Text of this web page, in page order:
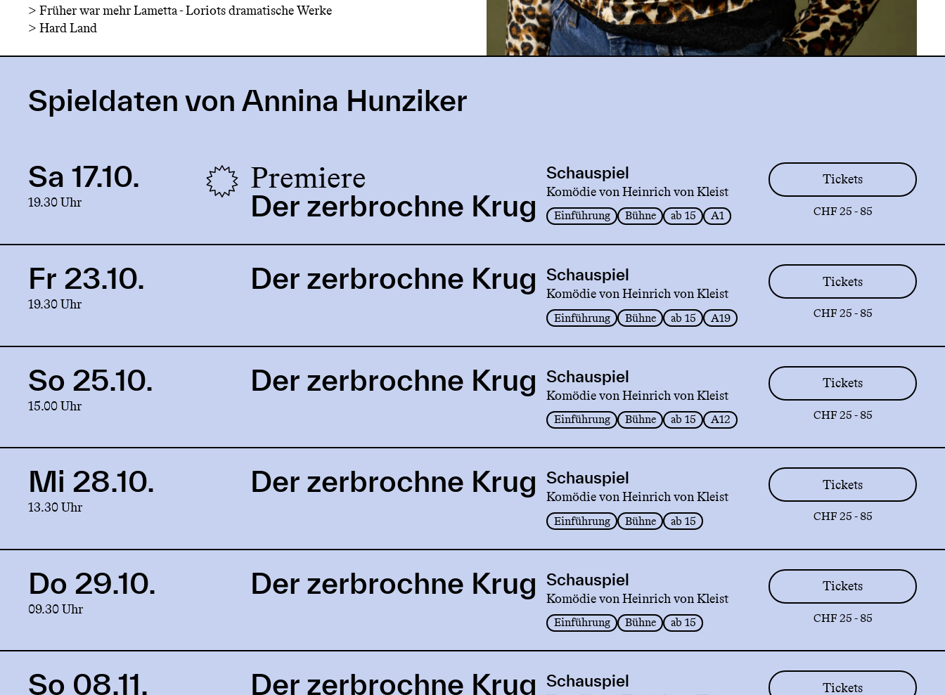
>Früher war mehr Lametta - Loriots dramatische Werke
>Hard Land
Spieldaten von Annina Hunziker
production
zerbrochne
Sa 17.10.
19.30 Uhr
Premiere
Der zerbrochne Krug
Schauspiel
Komödie von Heinrich von Kleist
Einführung Bühne ab 15 A1 CHF 25 - 85
Tickets
production
zerbrochne
Fr 23.10.
19.30 Uhr
Der zerbrochne Krug Schauspiel
Komödie von Heinrich von Kleist
Einführung Bühne ab 15 A19 CHF 25 - 85
Tickets
production
zerbrochne
So 25.10.
15.00 Uhr
Der zerbrochne Krug Schauspiel
Komödie von Heinrich von Kleist
Einführung Bühne ab 15 A12 CHF 25 - 85
Tickets
production
zerbrochne
Mi 28.10.
13.30 Uhr
Der zerbrochne Krug Schauspiel
Komödie von Heinrich von Kleist
Einführung Bühne ab 15 CHF 25 - 85
Tickets
production
zerbrochne
Do 29.10.
09.30 Uhr
Der zerbrochne Krug Schauspiel
Komödie von Heinrich von Kleist
Einführung Bühne ab 15 CHF 25 - 85
Tickets
So 08.11. Der zerbrochne Krug Schauspiel Tickets